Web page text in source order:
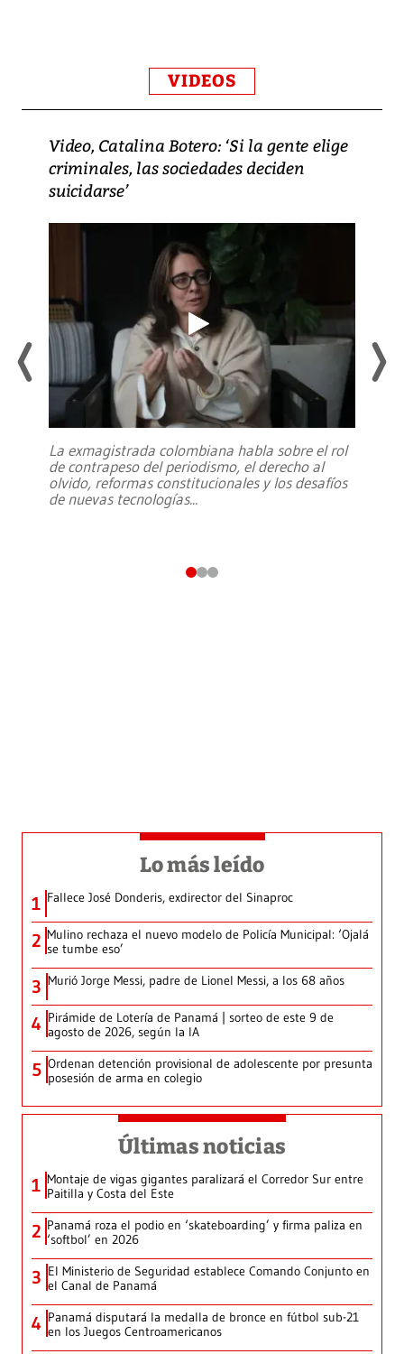
VIDEOS
Video, Catalina Botero: ‘Si la gente elige
criminales, las sociedades deciden
suicidarse’
La exmagistrada colombiana habla sobre el rol
de contrapeso del periodismo, el derecho al
olvido, reformas constitucionales y los desafíos
de nuevas tecnologías...
Lo más leído
1 Fallece José Donderis, exdirector del Sinaproc
2 Mulino rechaza el nuevo modelo de Policía Municipal: ‘Ojalá
se tumbe eso’
3 Murió Jorge Messi, padre de Lionel Messi, a los 68 años
4 Pirámide de Lotería de Panamá | sorteo de este 9 de
agosto de 2026, según la IA
5 Ordenan detención provisional de adolescente por presunta
posesión de arma en colegio
Últimas noticias
1 Montaje de vigas gigantes paralizará el Corredor Sur entre
Paitilla y Costa del Este
2 Panamá roza el podio en ‘skateboarding’ y firma paliza en
‘softbol’ en 2026
3 El Ministerio de Seguridad establece Comando Conjunto en
el Canal de Panamá
4 Panamá disputará la medalla de bronce en fútbol sub-21
en los Juegos Centroamericanos